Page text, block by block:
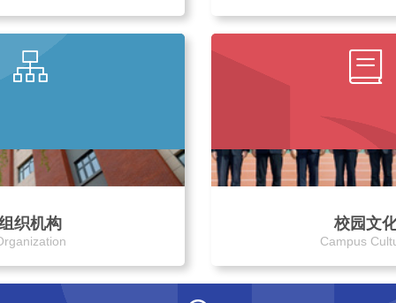
织机构 校园文
Campus